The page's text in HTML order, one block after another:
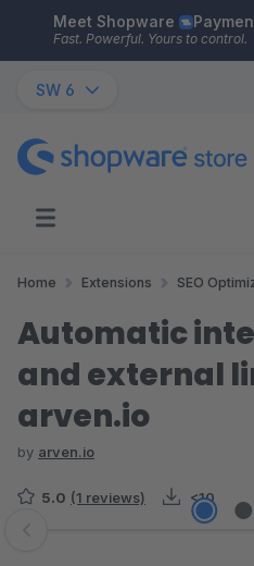
Skip to main content
Meet Shopware
Fast. Powerful. Yours to control.
SW 6
Home Extensions SEO
Automatic
and external
arven.io
by arven.io
5.0 (1 reviews) <10
Skip image gallery